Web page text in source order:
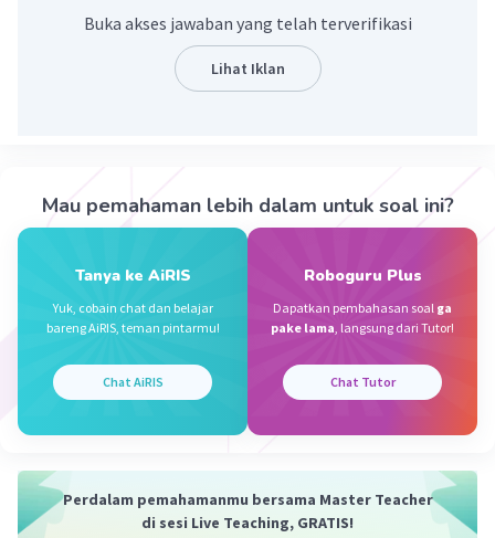
hasilnya 0
5.0(1) Balas
2×4=8÷4=2. satu tambah satu dulu karena harus ke
kanan dan dikurang hasilnya yaitu 0
Jedija W Level 100
Jawab = 2
Edelio H Level 75
21 April 2024 09:51
Buka akses jawaban yang telah terverifikasi
Lihat Iklan
Mau pemahaman lebih dalam untuk soal ini?
Tanya ke AiRIS
Yuk, cobain chat dan belajar
bareng AiRIS, teman pintarmu!
Chat AiRIS
Roboguru Plus
Dapatkan pembahasan soal ga
pake lama, langsung dari Tutor!
Chat Tutor
Perdalam pemahamanmu bersama Master Teacher
di sesi Live Teaching, GRATIS!